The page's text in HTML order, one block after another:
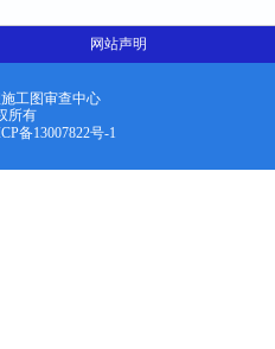
网站声明
工图审查中心
所有
备13007822号-1